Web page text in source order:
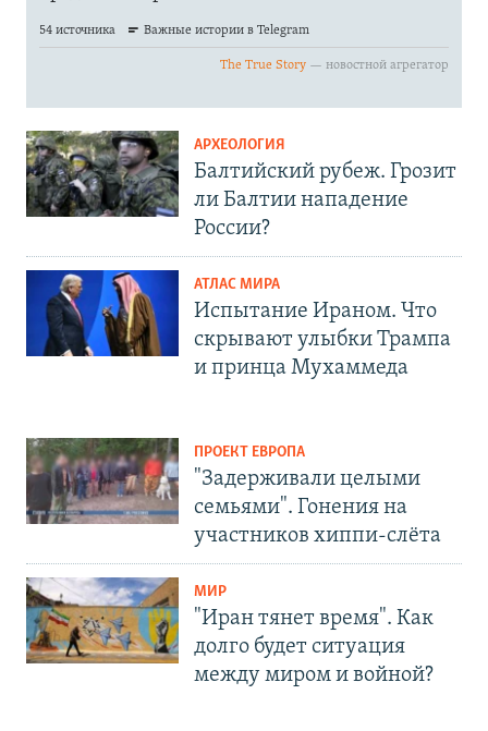
АРХЕОЛОГИЯ
Балтийский рубеж. Грозит
ли Балтии нападение
России?
АТЛАС МИРА
Испытание Ираном. Что
скрывают улыбки Трампа
и принца Мухаммеда
ПРОЕКТ ЕВРОПА
"Задерживали целыми
семьями". Гонения на
участников хиппи-слёта
МИР
"Иран тянет время". Как
долго будет ситуация
между миром и войной?